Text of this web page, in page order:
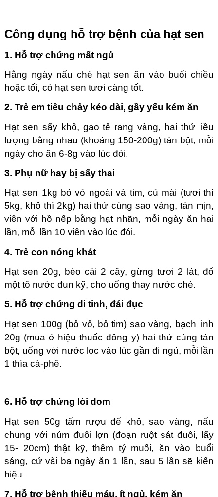
Công dụng hỗ trợ bệnh của hạt sen
1. Hỗ trợ chứng mất ngủ
Hằng ngày nấu chè hạt sen ăn vào buổi chiều
hoặc tối, có hạt sen tươi càng tốt.
2. Trẻ em tiêu chảy kéo dài, gầy yếu kém ăn
Hạt sen sấy khô, gạo tẻ rang vàng, hai thứ liều
lượng bằng nhau (khoảng 150-200g) tán bột, mỗi
ngày cho ăn 6-8g vào lúc đói.
3. Phụ nữ hay bị sẩy thai
Hạt sen 1kg bỏ vỏ ngoài và tim, củ mài (tươi thì
5kg, khô thì 2kg) hai thứ cùng sao vàng, tán mịn,
viên với hồ nếp bằng hạt nhãn, mỗi ngày ăn hai
lần, mỗi lần 10 viên vào lúc đói.
4. Trẻ con nóng khát
Hạt sen 20g, bèo cái 2 cây, gừng tươi 2 lát, đổ
một tô nước đun kỹ, cho uống thay nước chè.
5. Hỗ trợ chứng di tinh, đái đục
Hạt sen 100g (bỏ vỏ, bỏ tim) sao vàng, bạch linh
20g (mua ở hiệu thuốc đông y) hai thứ cùng tán
bột, uống với nước lọc vào lúc gần đi ngủ, mỗi lần
1 thìa cà-phê.
6. Hỗ trợ chứng lòi dom
Hạt sen 50g tẩm rượu để khô, sao vàng, nấu
chung với núm đuôi lợn (đoạn ruột sát đuôi, lấy
15- 20cm) thật kỹ, thêm tý muối, ăn vào buổi
sáng, cứ vài ba ngày ăn 1 lần, sau 5 lần sẽ kiến
hiệu.
7. Hỗ trợ bệnh thiếu máu, ít ngủ, kém ăn